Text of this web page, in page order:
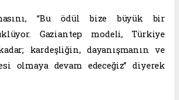
“Bu ödül bize büyük bir
Gaziantep modeli, Türkiye
kardeşliğin, dayanışmanın ve
olmaya devam edeceğiz” diyerek